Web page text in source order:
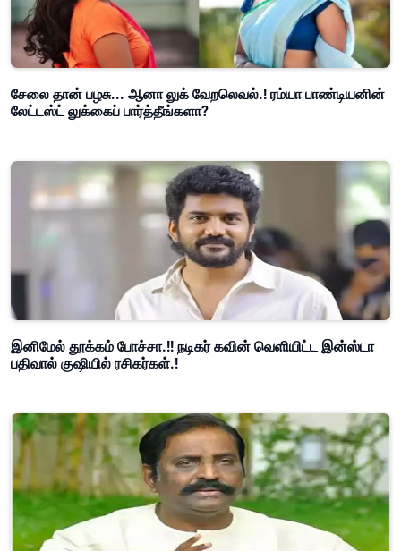
சேலை தான் பழசு... ஆனா லுக் வேறலெவல்.! ரம்யா பாண்டியனின்
லேட்டஸ்ட் லுக்கைப் பார்த்தீங்களா?
இனிமேல் தூக்கம் போச்சா.!! நடிகர் கவின் வெளியிட்ட இன்ஸ்டா
பதிவால் குஷியில் ரசிகர்கள்.!